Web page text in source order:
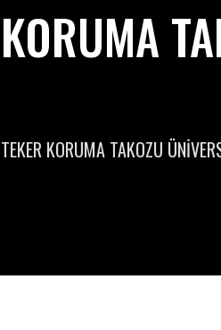
KORUMA TAKOZU